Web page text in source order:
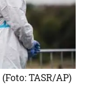
(Foto: TASR/AP)